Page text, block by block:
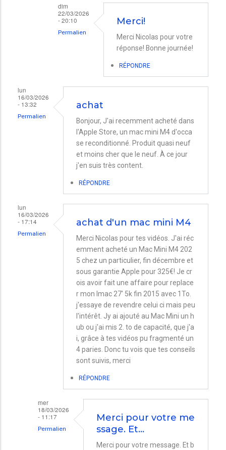
Intel Core i5
dim
22/03/2026
- 20:10
Permalien
Bonjour.
Votre
Mac…
Nicolas
Merci!
Merci Nicolas pour votre
réponse! Bonne journée!
RÉPONDRE
lun
16/03/2026
- 13:32
Permalien
achat
Bonjour, J'ai recemment acheté dans
l'Apple Store, un mac mini M4 d'occa
se reconditionné. Produit quasi neuf
et moins cher que le neuf. À ce jour
j'en suis très content.
RÉPONDRE
lun
16/03/2026
- 17:14
Permalien
achat d'un mac mini M4
Merci Nicolas pour tes vidéos. J'ai réc
emment acheté un Mac Mini M4 202
5 chez un particulier, fin décembre et
sous garantie Apple pour 325€! Je cr
ois avoir fait une affaire pour replace
r mon Imac 27' 5k fin 2015 avec 1To.
j'essaye de revendre celui ci mais peu
l'intérêt. Jy ai ajouté au Mac Mini un h
ub ou j'ai mis 2. to de capacité, que j'a
i, grâce à tes vidéos pu fragmenté un
4 paries. Donc tu vois que tes conseils
sont suivis, merci
RÉPONDRE
mer
18/03/2026
- 11:17
Permalien
Merci pour votre me
ssage. Et…
Merci pour votre message. Et b